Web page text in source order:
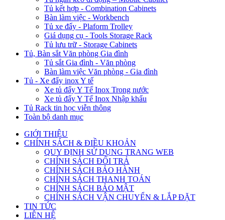
Tủ kết hợp - Combination Cabinets
Bàn làm việc - Workbench
Tủ xe đẩy - Plaform Trolley
Giá dụng cụ - Tools Storage Rack
Tủ lưu trữ - Storage Cabinets
Tủ, Bàn sắt Văn phòng Gia đình
Tủ sắt Gia đình - Văn phòng
Bàn làm việc Văn phòng - Gia đình
Tủ - Xe đẩy inox Y tế
Xe tủ đẩy Y Tế Inox Trong nước
Xe tủ đẩy Y Tế Inox Nhập khẩu
Tủ Rack tin học viễn thông
Toàn bộ danh mục
GIỚI THIỆU
CHÍNH SÁCH & ĐIỀU KHOẢN
QUY ĐỊNH SỬ DỤNG TRANG WEB
CHÍNH SÁCH ĐỔI TRẢ
CHÍNH SÁCH BẢO HÀNH
CHÍNH SÁCH THANH TOÁN
CHÍNH SÁCH BẢO MẬT
CHÍNH SÁCH VẬN CHUYỂN & LẮP ĐẶT
TIN TỨC
LIÊN HỆ